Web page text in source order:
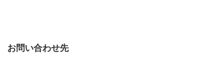
お問い合わせ先